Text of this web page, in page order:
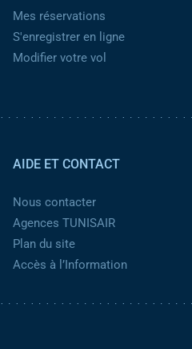
Mes réservations
S'enregistrer en ligne
Modifier votre vol
AIDE ET CONTACT
Nous contacter
Agences TUNISAIR
Plan du site
Accès à l’Information